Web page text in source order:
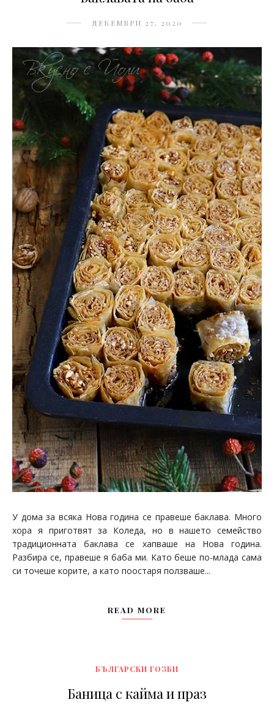
ДЕКЕМВРИ 27, 2020
У дома за всяка Нова година се правеше баклава. Много
хора я приготвят за Коледа, но в нашето семейство
традиционната баклава се хапваше на Нова година.
Разбира се, правеше я баба ми. Като беше по-млада сама
си точеше корите, а като поостаря ползваше...
READ MORE
БЪЛГАРСКИ ГОЗБИ
Баница с кайма и праз